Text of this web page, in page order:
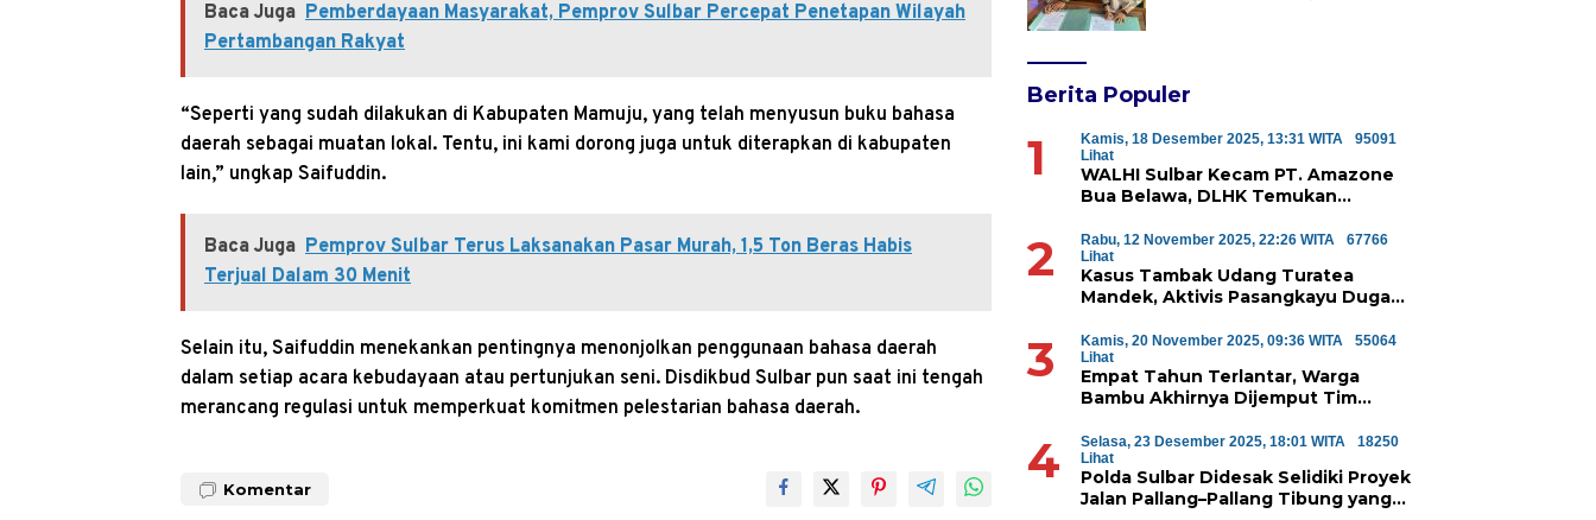
Baca Juga Pemberdayaan Masyarakat, Pemprov Sulbar Percepat Penetapan Wilayah
Pertambangan Rakyat
“Seperti yang sudah dilakukan di Kabupaten Mamuju, yang telah menyusun buku bahasa
daerah sebagai muatan lokal. Tentu, ini kami dorong juga untuk diterapkan di kabupaten
lain,” ungkap Saifuddin.
Baca Juga Pemprov Sulbar Terus Laksanakan Pasar Murah, 1,5 Ton Beras Habis
Terjual Dalam 30 Menit
Selain itu, Saifuddin menekankan pentingnya menonjolkan penggunaan bahasa daerah
dalam setiap acara kebudayaan atau pertunjukan seni. Disdikbud Sulbar pun saat ini tengah
merancang regulasi untuk memperkuat komitmen pelestarian bahasa daerah.
Komentar
Berita Populer
1 Kamis, 18 Desember 2025, 13:31 WITA
95091
Lihat
WALHI Sulbar Kecam PT. Amazone
Bua Belawa, DLHK Temukan
Perumahan di Majene
2 Rabu, 12 November 2025, 22:26 WITA
67766
Lihat
Kasus Tambak Udang Turatea
Mandek, Aktivis Pasangkayu Duga
Penyerobotan Hutan Lindung
3 Kamis, 20 November 2025, 09:36 WITA
55064
Lihat
Empat Tahun Terlantar, Warga
Bambu Akhirnya Dijemput Tim
4 Selasa, 23 Desember 2025, 18:01 WITA
18250
Lihat
Polda Sulbar Didesak Selidiki Proyek
Jalan Pallang–Pallang Tibung yang